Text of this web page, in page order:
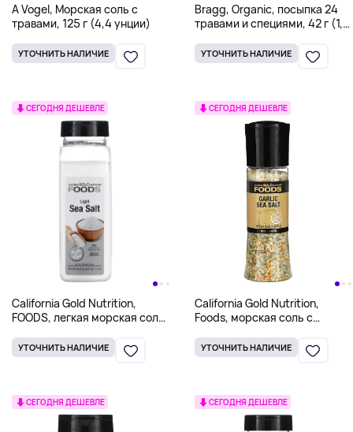
A Vogel, Морская соль с
травами, 125 г (4,4 унции)
УТОЧНИТЬ НАЛИЧИЕ
Bragg, Organic, посыпка 24
травами и специями, 42 г (1,5
УТОЧНИТЬ НАЛИЧИЕ
СЕГОДНЯ ДЕШЕВЛЕ
California Gold Nutrition,
FOODS, легкая морская соль,
УТОЧНИТЬ НАЛИЧИЕ
СЕГОДНЯ ДЕШЕВЛЕ
California Gold Nutrition,
Foods, морская соль с
(9,52 унции)
УТОЧНИТЬ НАЛИЧИЕ
СЕГОДНЯ ДЕШЕВЛЕ СЕГОДНЯ ДЕШЕВЛЕ